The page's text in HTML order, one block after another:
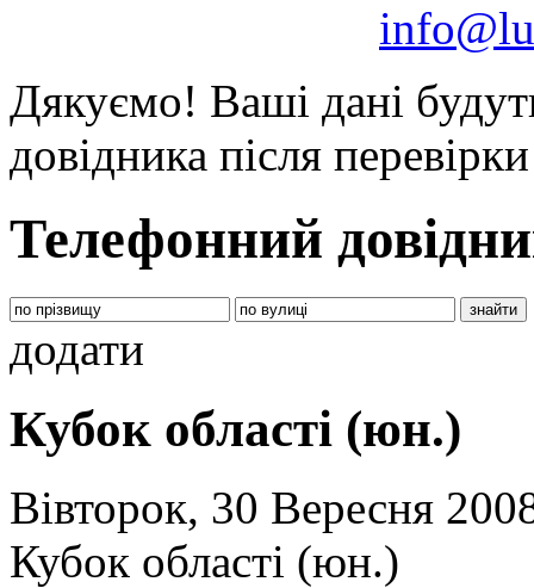
Дякуємо! Ваші дані
довідника після
Телефонний
додати
Кубок області (юн.)
Вівторок, 30 Вересня
Кубок області (юн.)